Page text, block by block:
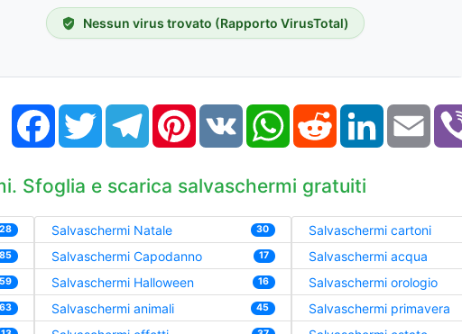
Nessun virus trovato (Rapporto VirusTotal)
FacebookTwitter TelegramPinterestVK WhatsAppReddit LinkedIn Email
Sfoglia e scarica salvaschermi gratuiti
28
85
59
63
Salvaschermi Natale 30
Salvaschermi Capodanno 17
Salvaschermi Halloween 16
Salvaschermi animali 45
Salvaschermi cartoni
Salvaschermi acqua
Salvaschermi orologio
Salvaschermi primavera